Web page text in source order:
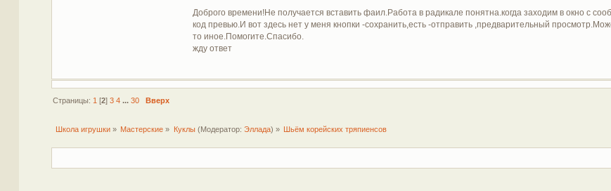
Доброго времени!Не получается вставить фаил.Работа в радикале понятна.когда заходим в окно с
код превью.И вот здесь нет у меня кнопки -сохранить,есть -отправить ,предварительный
то иное.Помогите.Спасибо.
жду ответ
Страницы: 1 [2]3 4 ...30 Вверх
Школа игрушки » Мастерские » Куклы(Модератор: Эллада) » Шьём корейских тряпиенсов